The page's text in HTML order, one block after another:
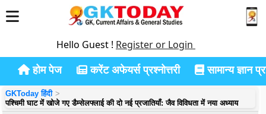
Hello Guest ! Register or Login
होम पेज करेंट अफेयर्स प्रश्नोत्तरी सामान्य ज्ञान
GKToday हिंदी
पश्चिमी घाट में खोजे गए डैम्सेलफ्लाई की दो नई प्रजातियाँ: जैव विविधता में नया अध्याय